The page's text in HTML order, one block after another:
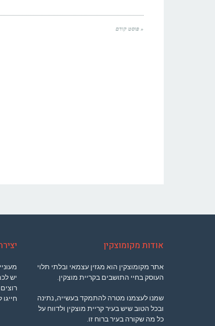
« פוסט קודם
אודות מקומוצקין
אתר מקומוצקין הוא מגזין עצמאי ובלתי תלוי
העוסק בחיי התושבים בקריית מוצקין.
שמנו לעצמנו מטרה להתמקד בעשייה, נתינה
ובכל הטוב שיש בעיר קריית מוצקין ולדווח על
כל מה שקורה בעיר ברוח זו.
יש